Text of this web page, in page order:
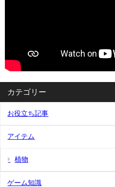
カテゴリー
お役立ち記事
アイテム
植物
ゲーム知識